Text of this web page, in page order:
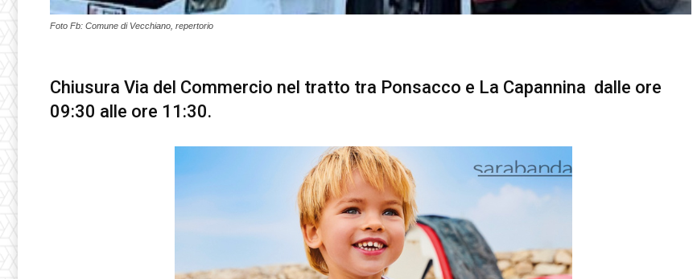
Foto Fb: Comune di Vecchiano, repertorio
Chiusura Via del Commercio nel tratto tra Ponsacco e La Capannina dalle ore
09:30 alle ore 11:30.